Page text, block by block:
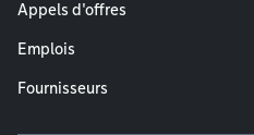
Appels d'offres
Emplois
Fournisseurs